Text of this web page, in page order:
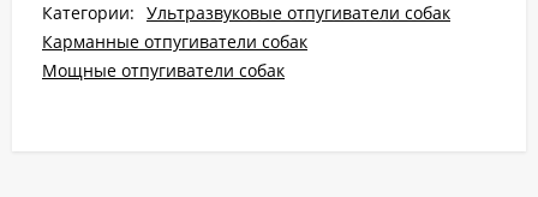
Категории: Ультразвуковые отпугиватели собак
Карманные отпугиватели собак
Мощные отпугиватели собак